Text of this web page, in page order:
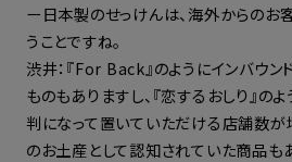
ー日本製のせっけんは、海外からのお
うことですね。
渋井：『For Back』のようにインバウ
ものもありますし、『恋するおしり』の
判になって置いていただける店舗数が
のお土産として認知されていた商品も